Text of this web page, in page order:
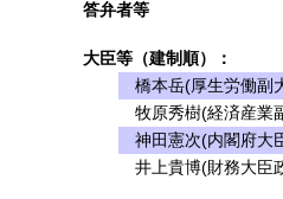
答弁者等
大臣等（建制順）：
橋本岳(厚生労働副
牧原秀樹(経済産業
神田憲次(内閣府大
井上貴博(財務大臣